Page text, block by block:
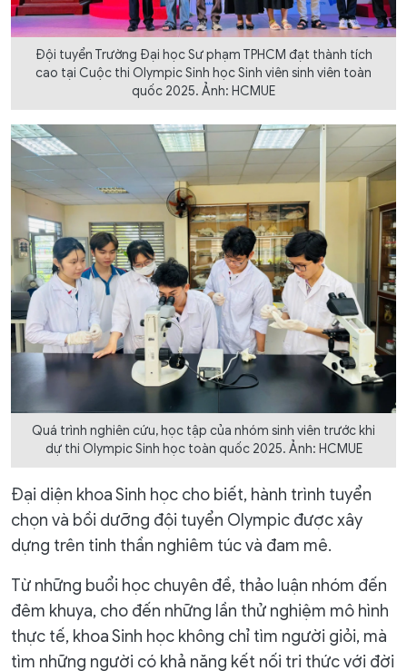
Đội tuyển Trường Đại học Sư phạm TPHCM đạt thành tích
cao tại Cuộc thi Olympic Sinh học Sinh viên sinh viên toàn
quốc 2025. Ảnh: HCMUE
Quá trình nghiên cứu, học tập của nhóm sinh viên trước khi
dự thi Olympic Sinh học toàn quốc 2025. Ảnh: HCMUE
Đại diện khoa Sinh học cho biết, hành trình tuyển
chọn và bồi dưỡng đội tuyển Olympic được xây
dựng trên tinh thần nghiêm túc và đam mê.
Từ những buổi học chuyên đề, thảo luận nhóm đến
đêm khuya, cho đến những lần thử nghiệm mô hình
thực tế, khoa Sinh học không chỉ tìm người giỏi, mà
tìm những người có khả năng kết nối tri thức với đời